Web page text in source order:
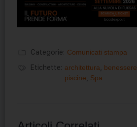
Categorie: Comunicati stampa
Etichette: architettura benessere
piscine
Spa